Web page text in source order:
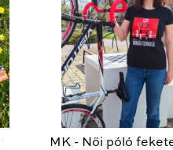
MK - Női póló